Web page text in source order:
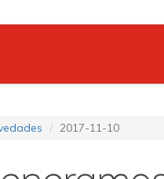
2017-11-10